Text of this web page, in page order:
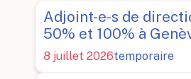
Adjoint-e-s de
50% et 100% à
8 juillet 2026temporaire